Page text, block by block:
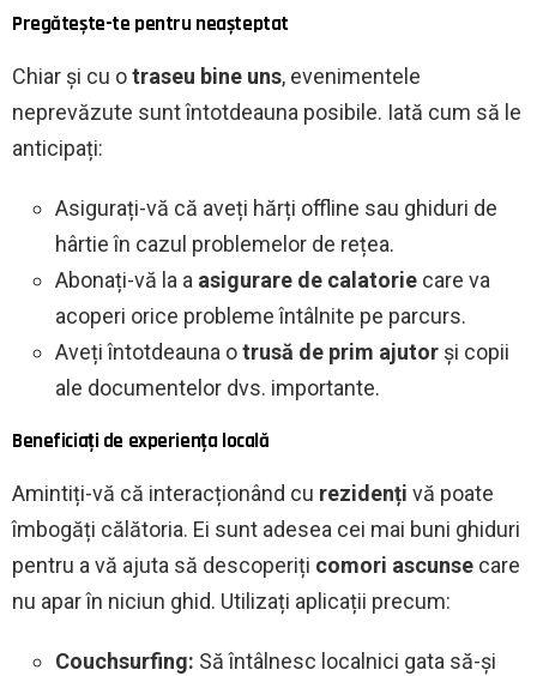
Pregătește-te pentru neașteptat
Chiar și cu otraseu bine uns, evenimentele
neprevăzute sunt întotdeauna posibile. Iată cum să le
anticipați:
Asigurați-vă că aveți hărți offline sau ghiduri de
hârtie în cazul problemelor de rețea.
Abonați-vă la a asigurare de calatorie care va
acoperi orice probleme întâlnite pe parcurs.
Aveți întotdeauna otrusă de prim ajutor și copii
ale documentelor dvs. importante.
Beneficiați de experiența locală
Amintiți-vă că interacționând cu rezidenți vă poate
îmbogăți călătoria. Ei sunt adesea cei mai buni ghiduri
pentru a vă ajuta să descoperiți comori ascunse care
nu apar în niciun ghid. Utilizați aplicații precum:
Couchsurfing: Să întâlnesc localnici gata să-și